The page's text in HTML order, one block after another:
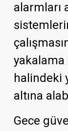
alarmları
yakalama
halindeki
altına
Gece